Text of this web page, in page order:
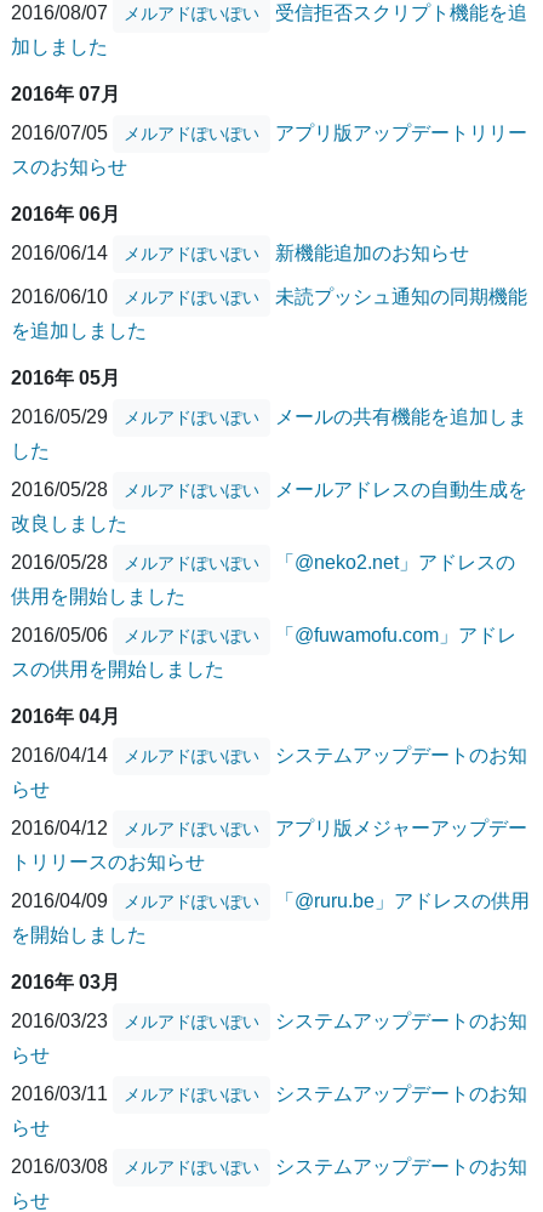
2016/08/07
メルアドぽいぽい
受信拒否スクリプト機能を追
加しました
2016年 07月
2016/07/05
メルアドぽいぽい
アプリ版アップデートリリー
スのお知らせ
2016年 06月
2016/06/14
メルアドぽいぽい 新機能追加のお知らせ
2016/06/10 メルアドぽいぽい
未読プッシュ通知の同期機能
を追加しました
2016年 05月
2016/05/29
メルアドぽいぽい
メールの共有機能を追加しま
した
2016/05/28
メルアドぽいぽい
メールアドレスの自動生成を
改良しました
2016/05/28
メルアドぽいぽい
「@neko2.net」アドレスの
供用を開始しました
2016/05/06
メルアドぽいぽい
「@fuwamofu.com」アドレ
スの供用を開始しました
2016年 04月
2016/04/14
メルアドぽいぽい
システムアップデートのお知
らせ
2016/04/12
メルアドぽいぽい
アプリ版メジャーアップデー
トリリースのお知らせ
2016/04/09
メルアドぽいぽい
「@ruru.be」アドレスの供用
を開始しました
2016年 03月
2016/03/23
メルアドぽいぽい
システムアップデートのお知
らせ
2016/03/11
メルアドぽいぽい
システムアップデートのお知
らせ
2016/03/08
メルアドぽいぽい
システムアップデートのお知
らせ